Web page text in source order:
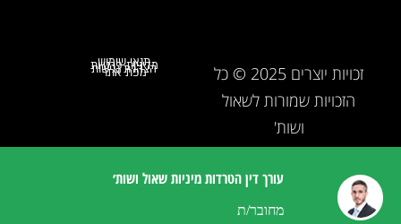
זכויות יוצרים 2025 © כל
הזכויות שמורות לשאול
ושות'
תנאי שימוש
מדיניות פרטיות
הצהרת נגישות
מפת אתר
עורך דין הטרדות מיניות שאול ושות׳
מחובר/ת